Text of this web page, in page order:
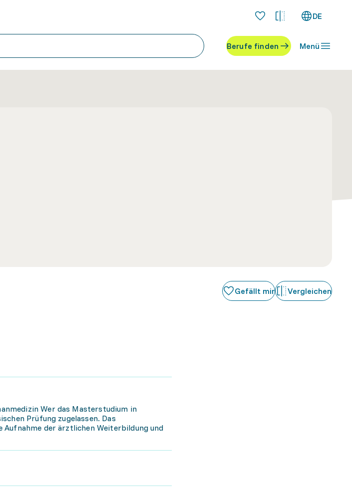
DE
Berufe finden Menü
Gefällt mir Vergleichen
Wer das Masterstudium in
Prüfung zugelassen. Das
Aufnahme der ärztlichen Weiterbildung und